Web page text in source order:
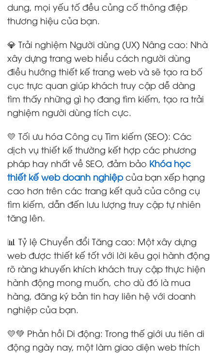
dung, mọi yếu tố đều củng cố thông điệp
thương hiệu của bạn.
💎 Trải nghiệm Người dùng (UX) Nâng cao: Nhà
xây dựng trang web hiểu cách người dùng
điều hướng thiết kế trang web và sẽ tạo ra bố
cục trực quan giúp khách truy cập dễ dàng
tìm thấy những gì họ đang tìm kiếm, tạo ra trải
nghiệm người dùng tích cực.
💛 Tối ưu hóa Công cụ Tìm kiếm (SEO): Các
dịch vụ thiết kế thường kết hợp các phương
pháp hay nhất về SEO, đảm bảo Khóa học
thiết kế web doanh nghiệpcủa bạn xếp hạng
cao hơn trên các trang kết quả của công cụ
tìm kiếm, dẫn đến lưu lượng truy cập tự nhiên
tăng lên.
📊 Tỷ lệ Chuyển đổi Tăng cao: Một xây dựng
web được thiết kế tốt với lời kêu gọi hành động
rõ ràng khuyến khích khách truy cập thực hiện
hành động mong muốn, cho dù đó là mua
hàng, đăng ký bản tin hay liên hệ với doanh
nghiệp của bạn.
💛💚 Phản hồi Di động: Trong thế giới ưu tiên di
động ngày nay, một làm giao diện web thích